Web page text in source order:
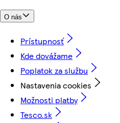
O nás
Prístupnosť
Kde dovážame
Poplatok za službu
Nastavenia cookies
Možnosti platby
Tesco.sk